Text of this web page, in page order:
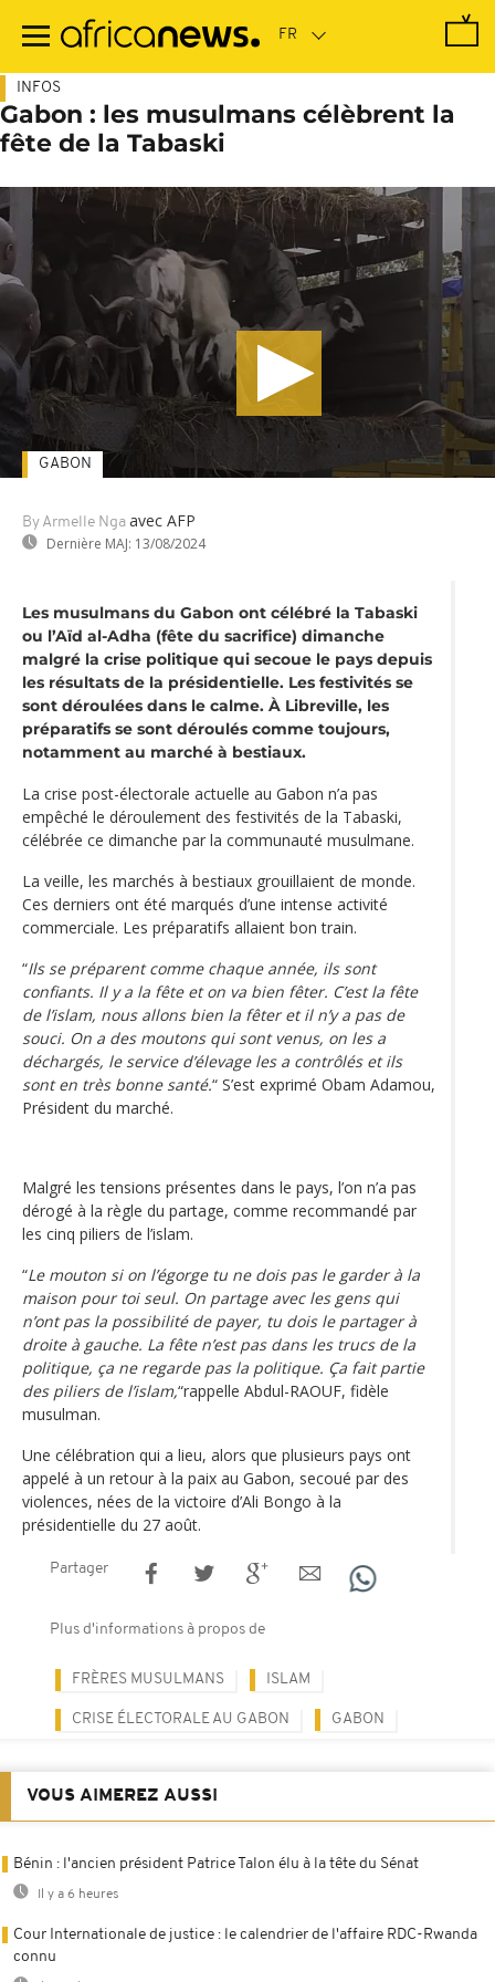
contenu
INFOS
Gabon : les musulmans célèbrent la
fête de la Tabaski
By Armelle Nga avec AFP
Dernière MAJ: 13/08/2024
GABON
Les musulmans du Gabon ont célébré la Tabaski
ou l’Aïd al-Adha (fête du sacrifice) dimanche
malgré la crise politique qui secoue le pays depuis
les résultats de la présidentielle. Les festivités se
sont déroulées dans le calme. À Libreville, les
préparatifs se sont déroulés comme toujours,
notamment au marché à bestiaux.
La crise post-électorale actuelle au Gabon n’a pas
empêché le déroulement des festivités de la Tabaski,
célébrée ce dimanche par la communauté musulmane.
La veille, les marchés à bestiaux grouillaient de monde.
Ces derniers ont été marqués d’une intense activité
commerciale. Les préparatifs allaient bon train.
“Ils se préparent comme chaque année, ils sont
confiants. Il y a la fête et on va bien fêter. C’est la fête
de l’islam, nous allons bien la fêter et il n’y a pas de
souci. On a des moutons qui sont venus, on les a
déchargés, le service d’élevage les a contrôlés et ils
sont en très bonne santé.“ S’est exprimé Obam Adamou,
Président du marché.
Malgré les tensions présentes dans le pays, l’on n’a pas
dérogé à la règle du partage, comme recommandé par
les cinq piliers de l’islam.
“Le mouton si on l’égorge tu ne dois pas le garder à la
maison pour toi seul. On partage avec les gens qui
n’ont pas la possibilité de payer, tu dois le partager à
droite à gauche. La fête n’est pas dans les trucs de la
politique, ça ne regarde pas la politique. Ça fait partie
des piliers de l’islam,“rappelle Abdul-RAOUF, fidèle
musulman.
Une célébration qui a lieu, alors que plusieurs pays ont
appelé à un retour à la paix au Gabon, secoué par des
violences, nées de la victoire d’Ali Bongo à la
présidentielle du 27 août.
Partager
Plus d'informations à propos de
FRÈRES MUSULMANS ISLAM
CRISE ÉLECTORALE AU GABON GABON
VOUS AIMEREZ AUSSI
Bénin : l'ancien président Patrice Talon élu à la tête du Sénat
Il y a 6 heures
Cour Internationale de justice : le calendrier de l'affaire RDC-Rwanda
connu